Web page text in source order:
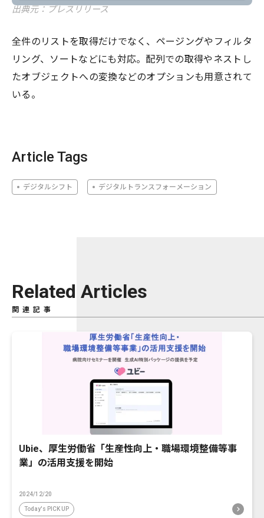
出典元：プレスリリース
全件のリストを取得だけでなく、ページングやフィルタ
リング、ソートなどにも対応。配列での取得やネストし
たオブジェクトへの変換などのオプションも用意されて
いる。
Article Tags
デジタルシフト デジタルトランスフォーメーション
Related Articles
関連記事
Ubie、厚生労働省「生産性向上・職場環境整備等事
業」の活用支援を開始
2024/12/20
Today's PICK UP